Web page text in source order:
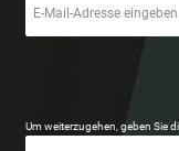
Mail-
Um weiterzugehen, geben Sie